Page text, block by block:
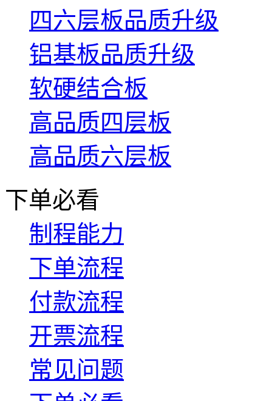
四六层板品质升级
铝基板品质升级
软硬结合板
高品质四层板
高品质六层板
下单必看
制程能力
下单流程
付款流程
开票流程
常见问题